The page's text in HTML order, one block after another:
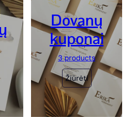
Dovanų
kuponai
3 products
Žiūrėti